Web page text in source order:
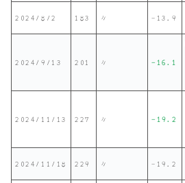
2024/8/2 183 〃 -13.9
2024/9/13 201 〃 -16.1
2024/11/13 227 〃 -19.2
2024/11/18 229 〃 -19.2